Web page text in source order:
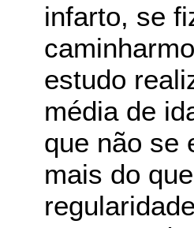
infarto, se
estudo
média de
que não se
mais do